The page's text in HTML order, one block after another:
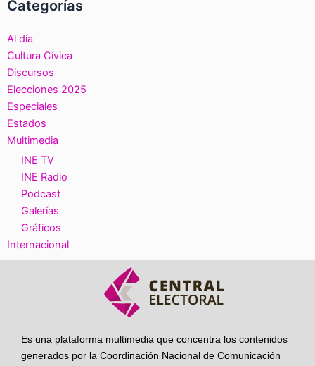
Categorías
Al día
Cultura Cívica
Discursos
Elecciones 2025
Especiales
Estados
Multimedia
INE TV
INE Radio
Podcast
Galerías
Gráficos
Internacional
Es una plataforma multimedia que concentra los contenidos
generados por la Coordinación Nacional de Comunicación